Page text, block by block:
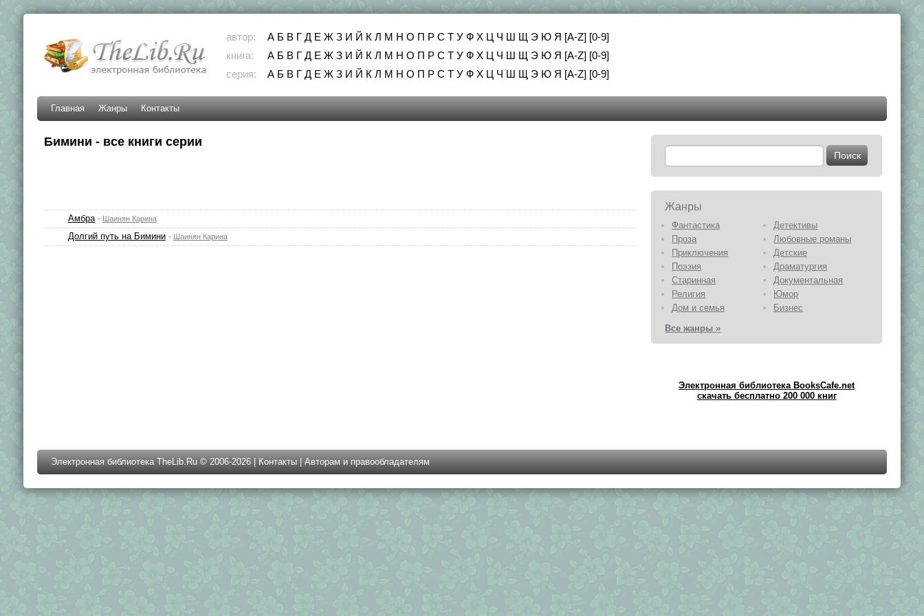
автор: А Б В Г Д Е Ж З И Й К Л М Н О П Р С Т У Ф Х Ц Ч Ш Щ Э Ю Я [A-Z] [0-9]
книга:
А Б В Г Д Е Ж З И Й К Л М Н О П Р С Т У Ф Х Ц Ч Ш Щ Э Ю Я [A-Z] [0-9]
серия:
А Б В Г Д Е Ж З И Й К Л М Н О П Р С Т У Ф Х Ц Ч Ш Щ Э Ю Я [A-Z] [0-9]
Главная Жанры Контакты
Бимини - все книги серии
Амбра - Шаинян Карина
Долгий путь на Бимини - Шаинян Карина
Жанры
Фантастика
Детективы
Проза
Любовные романы
Приключения
Детские
Поэзия
Драматургия
Старинная
Документальная
Религия
Юмор
Дом и семья
Бизнес
Все жанры »
Электронная библиотека BooksCafe.net
скачать бесплатно 200 000 книг
Электронная библиотека TheLib.Ru © 2006-2026 | Контакты| Авторам и правообладателям